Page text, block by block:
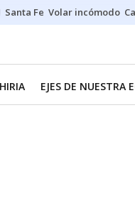
Santa Fe Volar incómodo
EJES DE NUESTRA